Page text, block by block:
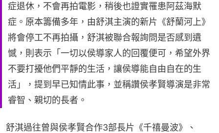
症退休，不會再拍電影，稍後也證實罹患阿茲海默
症。原本籌備多年，由舒淇主演的新片《舒蘭河上》
將會停工不再拍攝，舒淇被聯合報詢問是否感到遺
憾，則表示「一切以侯導家人的回覆便可，希望外界
不要打擾他們平靜的生活，讓侯導能自由自在的生
活」，提到早已知情此事，並稱讚侯孝賢導演是非常
睿智、親切的長者。
舒淇過往曾與侯孝賢合作3部長片《千禧曼波》、